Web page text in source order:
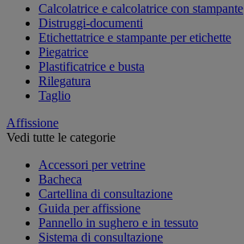
Calcolatrice e calcolatrice con stampante
Distruggi-documenti
Etichettatrice e stampante per etichette
Piegatrice
Plastificatrice e busta
Rilegatura
Taglio
Affissione
Vedi tutte le categorie
Accessori per vetrine
Bacheca
Cartellina di consultazione
Guida per affissione
Pannello in sughero e in tessuto
Sistema di consultazione